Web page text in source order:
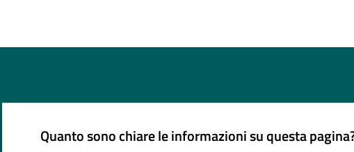
Quanto sono chiare le informazioni su questa